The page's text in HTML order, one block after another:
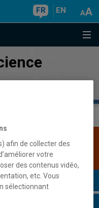
FR EN
ce programme est
la consulter.
afin de collecter des
votre
des contenus vidéo,
etc. Vous
sélectionnant